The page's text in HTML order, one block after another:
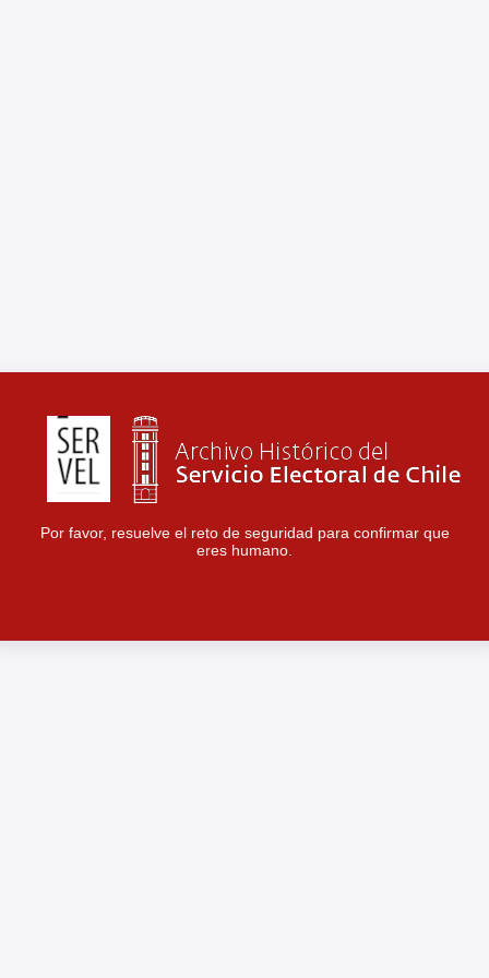
Por favor, resuelve el reto de seguridad para confirmar que
eres humano.